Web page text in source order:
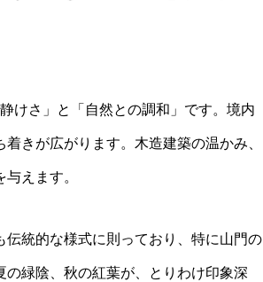
けさ」と「自然との調和」です。境内
きが広がります。木造建築の温かみ、
えます。
統的な様式に則っており、特に山門の
緑陰、秋の紅葉が、とりわけ印象深